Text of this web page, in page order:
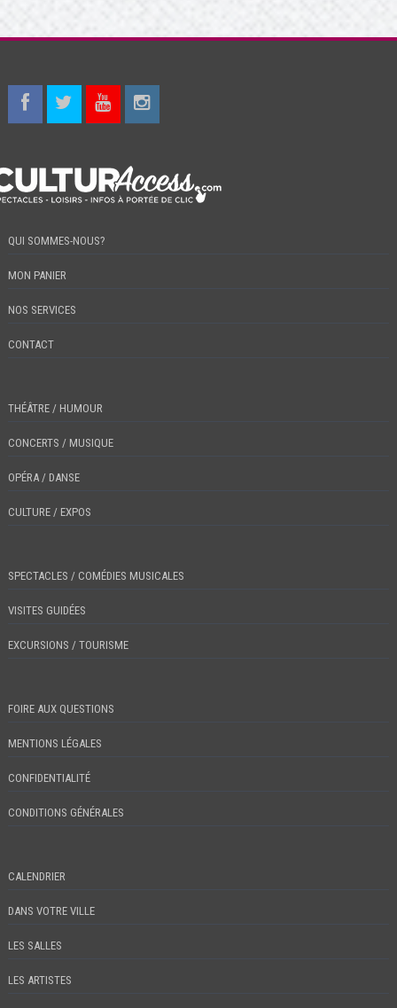
QUI SOMMES-NOUS?
MON PANIER
NOS SERVICES
CONTACT
THÉÂTRE / HUMOUR
CONCERTS / MUSIQUE
OPÉRA / DANSE
CULTURE / EXPOS
SPECTACLES / COMÉDIES MUSICALES
VISITES GUIDÉES
EXCURSIONS / TOURISME
FOIRE AUX QUESTIONS
MENTIONS LÉGALES
CONFIDENTIALITÉ
CONDITIONS GÉNÉRALES
CALENDRIER
DANS VOTRE VILLE
LES SALLES
LES ARTISTES